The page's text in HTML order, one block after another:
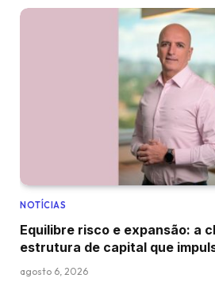
NOTÍCIAS
Equilibre risco e expansão: a
estrutura de capital que
agosto 6, 2026